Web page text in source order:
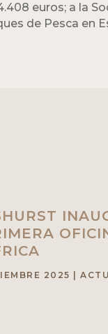
euros; a la
de Pesca en
2025